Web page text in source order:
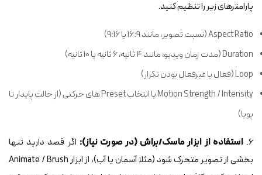
پارامترهای زیر را تنظیم کنید.
Aspect Ratio (نسبت تصویر، مانند 16:9 یا 9:16)
Duration (مدت زمان ویدیو، مانند 4 ثانیه، 6 ثانیه یا 10 ثانیه)
Loop (فعال یا غیرفعال بودن تکرار)
Motion Strength / Intensity یا انتخاب Preset های حرکتی (از حالت پایدار تا
پویا)
6. استفاده از ابزار ماسک/براش (در صورت نیاز): اگر قصد دارید تنها
بخشی از تصویر متحرک شود (مثلا آسمان یا آب)، از ابزار Animate / Brush